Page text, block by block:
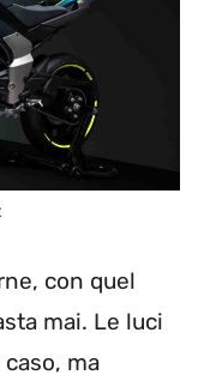
con quel
mai. Le luci
ma